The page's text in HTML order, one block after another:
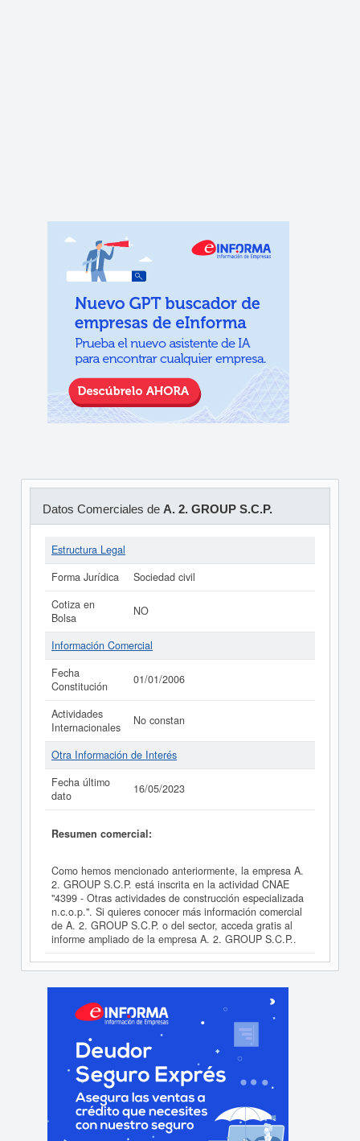
Datos Comerciales de A. 2. GROUP S.C.P.
Estructura Legal
Forma Jurídica
Sociedad civil
Cotiza en
Bolsa
NO
Información Comercial
Fecha
Constitución
01/01/2006
Actividades
Internacionales
No constan
Otra Información de Interés
Fecha último
dato
16/05/2023
Resumen comercial:
Como hemos mencionado anteriormente, la empresa A.
2. GROUP S.C.P. está inscrita en la actividad CNAE
"4399 - Otras actividades de construcción especializada
n.c.o.p.". Si quieres conocer más información comercial
de A. 2. GROUP S.C.P. o del sector, acceda gratis al
informe ampliado de la empresa A. 2. GROUP S.C.P..